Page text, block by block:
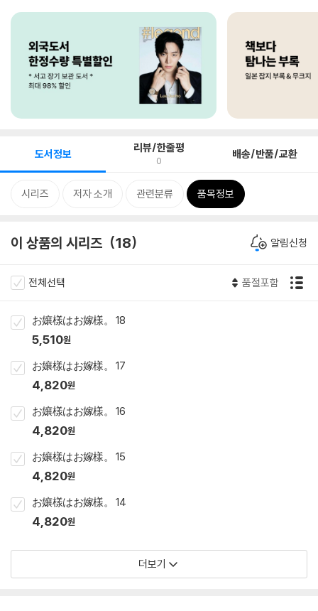
도서정보 리뷰/한줄평
0 배송/반품/교환
시리즈 저자 소개 관련분류 품목정보
이 상품의 시리즈 18 알림신청
전체선택 품절포함
お孃樣はお嫁樣。 18
5,510원
お孃樣はお嫁樣。 17
4,820원
お孃樣はお嫁樣。 16
4,820원
お孃樣はお嫁樣。 15
4,820원
お孃樣はお嫁樣。 14
4,820원
더보기